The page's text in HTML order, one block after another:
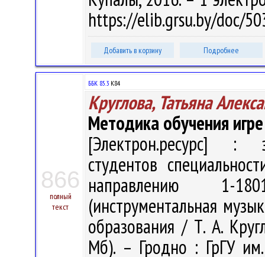
https://elib.grsu.by/doc/
Добавить в корзину Подробнее
866
полный
текст
ББК 85.3 К84
Круглова, Татьяна
Методика обучения
[Электрон.ресурс] :
студентов
направлению 1-
(инструментальная
образования / Т. А.
Мб). – Гродно : ГрГУ